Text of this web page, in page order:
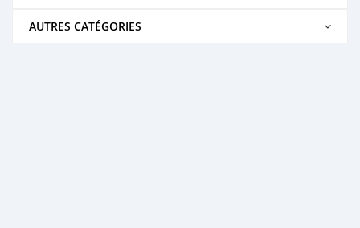
AUTRES CATÉGORIES